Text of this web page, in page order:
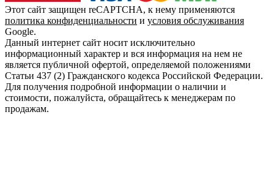
Этот сайт защищен reCAPTCHA, к нему применяются
политика конфиденциальности и условия обслуживания
Google.
Данный интернет сайт носит исключительно
информационный характер и вся информация на нем не
является публичной офертой, определяемой положениями
Статьи 437 (2) Гражданского кодекса Российской Федерации.
Для получения подробной информации о наличии и
стоимости, пожалуйста, обращайтесь к менеджерам по
продажам.